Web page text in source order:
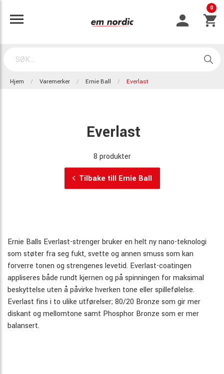
0
Hjem Varemerker Ernie Ball Everlast
Everlast
8 produkter
Tilbake till Ernie Ball
Ernie Balls Everlast-strenger bruker en helt ny nano-teknologi
som støter fra seg fukt, svette og annen smuss som kan
forverre tonen og strengenes levetid. Everlast-coatingen
appliseres både rundt kjernen og på spinningen for maksimal
beskyttelse uten å påvirke hverken tone eller spillefølelse.
Everlast fins i to ulike utførelser; 80/20 Bronze som gir mer
diskant og mellomtone samt Phosphor Bronze som er mer
balansert.